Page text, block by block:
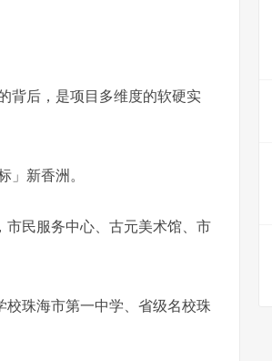
背后，是项目多维度的软硬实
」新香洲。
市民服务中心、古元美术馆、市
珠海市第一中学、省级名校珠